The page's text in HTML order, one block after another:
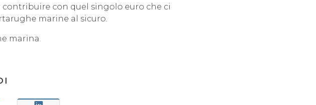
con quel singolo euro che ci
marine al sicuro.
marina.
CONDIVIDI